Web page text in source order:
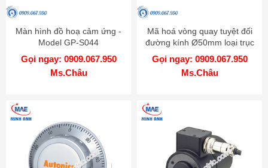
Màn hình đồ hoạ cảm ứng -
Model GP-S044
Gọi ngay: 0909.067.950
Ms.Châu
Mã hoá vòng quay tuyệt đối
đường kính Ø50mm loại trục
- Model EP50S
Gọi ngay: 0909.067.950
Ms.Châu